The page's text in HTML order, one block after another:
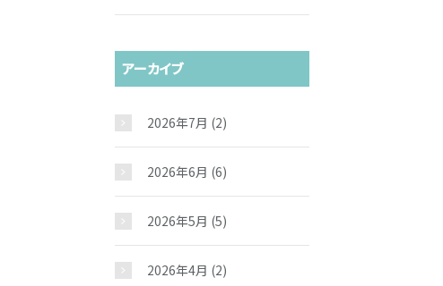
アーカイブ
2026年7月 (2)
2026年6月 (6)
2026年5月 (5)
2026年4月 (2)